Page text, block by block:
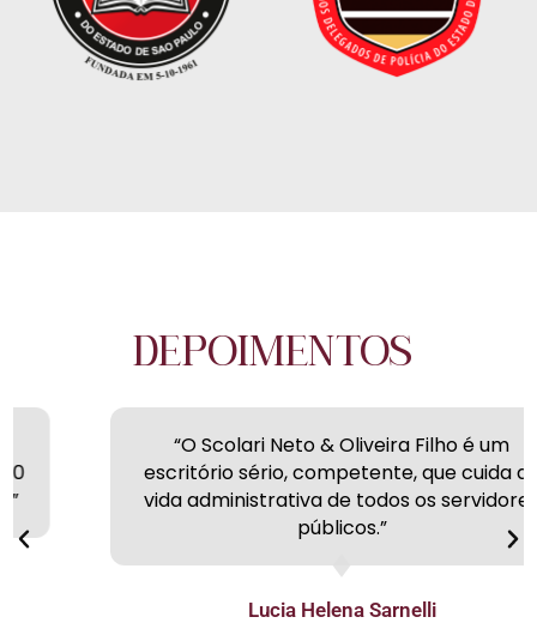
DEPOIMENTOS
“O Scolari Neto & Oliveira Filho é um
escritório sério, competente, que cuida da
vida administrativa de todos os servidores
públicos.”
Lucia Helena Sarnelli